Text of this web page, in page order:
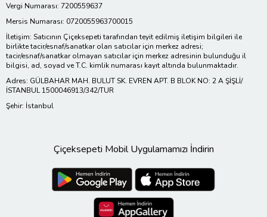
Vergi Numarası: 7200559637
Mersis Numarası: 0720055963700015
İletişim: Satıcının Çiçeksepeti tarafından teyit edilmiş iletişim bilgileri ile
birlikte tacir/esnaf/sanatkar olan satıcılar için merkez adresi;
tacir/esnaf/sanatkar olmayan satıcılar için merkez adresinin bulunduğu il
bilgisi, ad, soyad ve T.C. kimlik numarası kayıt altında bulunmaktadır.
Adres: GÜLBAHAR MAH. BULUT SK. EVREN APT. B BLOK NO: 2 A ŞİŞLİ/
İSTANBUL 1500046913/342/TUR
Şehir: İstanbul
Çiçeksepeti Mobil Uygulamamızı İndirin